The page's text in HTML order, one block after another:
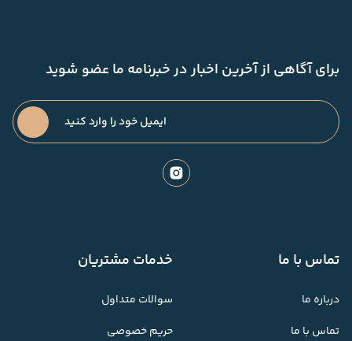
برای آگاهی از آخرین اخبار در خبرنامه ما عضو شوید
تماس با ما
درباره ما
تماس با ما
خدمات مشتریان
سوالات متداول
حریم خصوصی